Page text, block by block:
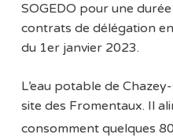
SOGEDO pour une
contrats de délégation
du 1er janvier 2023.
L’eau potable de
site des Fromentaux. Il
consomment quelques